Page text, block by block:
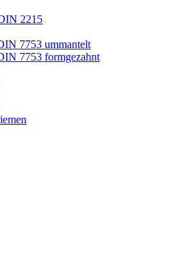
2215
7753 ummantelt
7753 formgezahnt